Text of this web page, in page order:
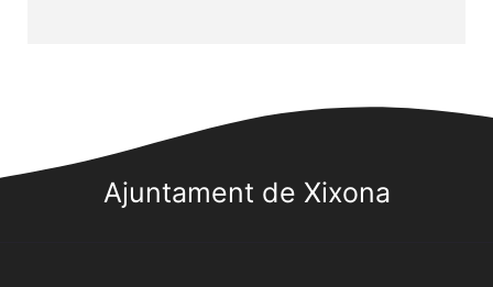
Ajuntament de Xixona